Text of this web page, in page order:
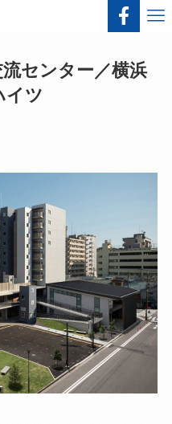
センター／横浜
イツ